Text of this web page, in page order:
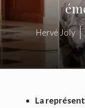
Hervé Joly
La